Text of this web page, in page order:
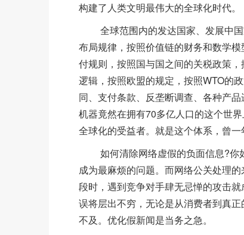
构建了人类文明最伟大的全球化时代。
全球范围内的发达国家、发展中国
布局规律，按照价值链的财务和数学
付规则，按照国与国之间的关税政策
逻辑，按照欧盟的规定，按照WTO的
同、支付条款、反垄断调查、各种产
机器竟然在拥有70多亿人口的这个世
全球化的受益者。就是这个体系，曾
如何清除网络虚假的负面信息?你
成为最麻烦的问题。而网络公关处理
段时，遇到竞争对手肆无忌惮的攻击
误将层出不穷，无论是从消费者到真
不及。优化假新闻是当务之急。